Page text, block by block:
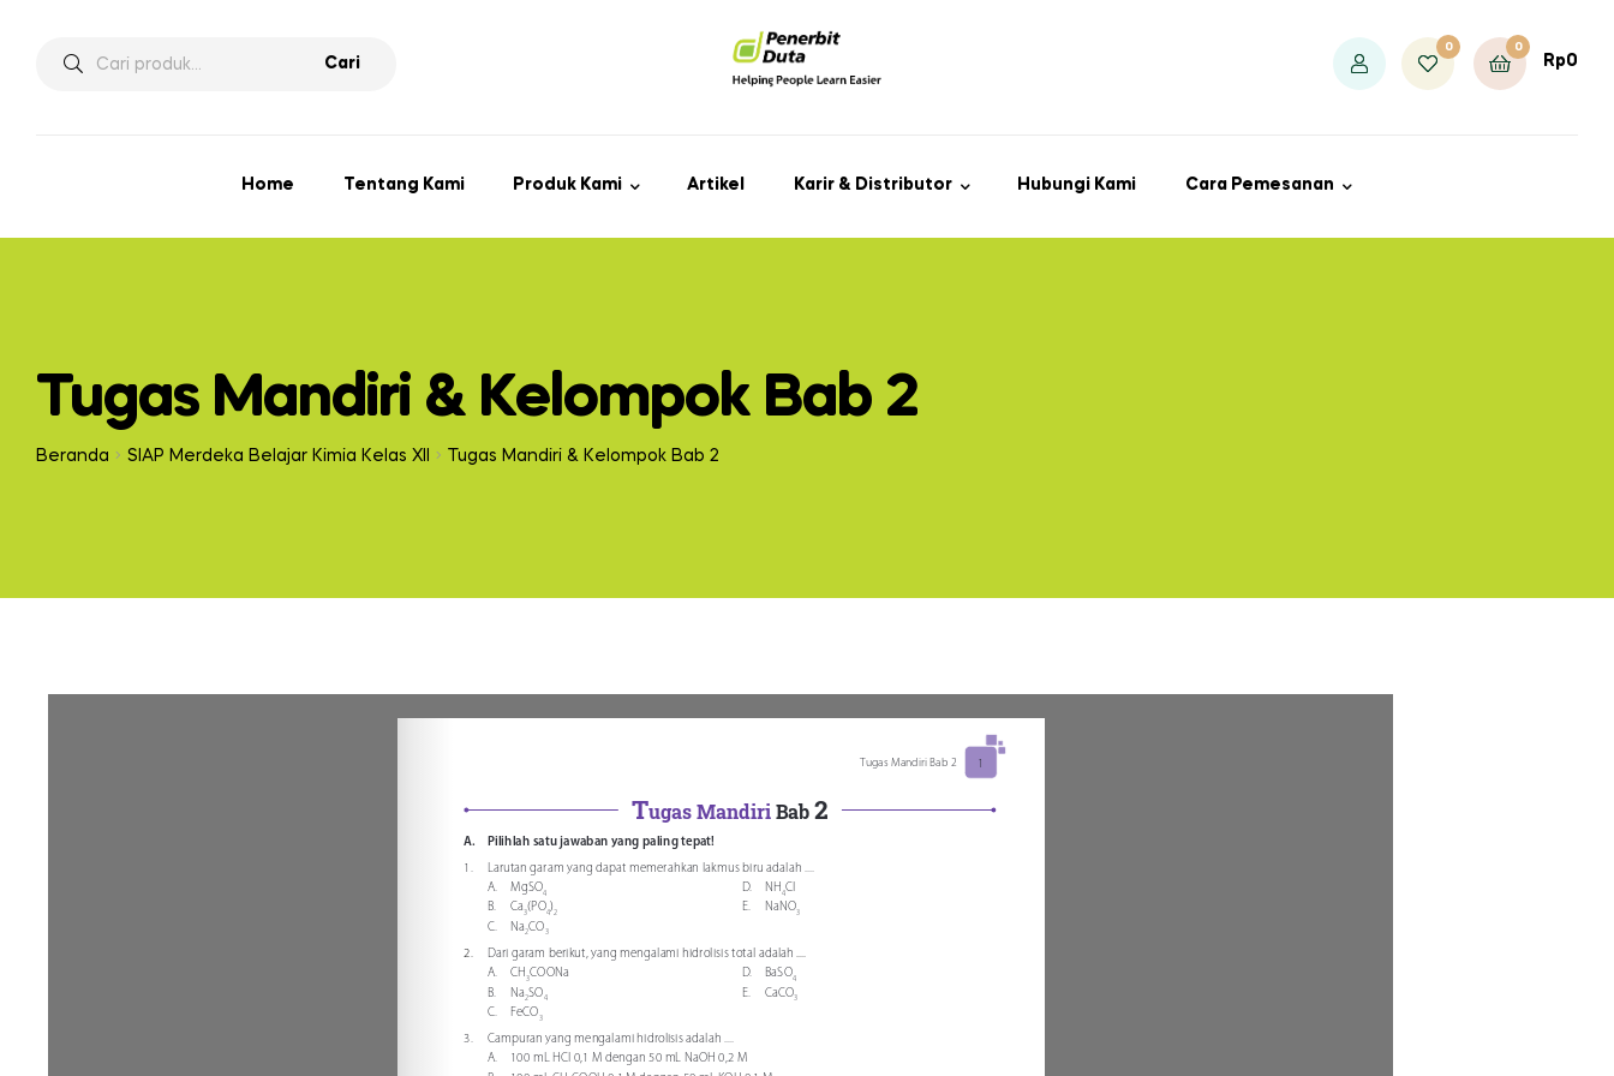
Cari
0 0
Rp0
Home Tentang Kami Produk Kami Artikel Karir & Distributor Hubungi Kami Cara Pemesanan
Tugas Mandiri & Kelompok Bab 2
Beranda SIAP Merdeka Belajar Kimia Kelas XII Tugas Mandiri & Kelompok Bab 2